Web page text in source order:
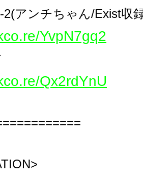
2(アンチちゃん/Exist収
YvpN7gq2
Qx2rdYnU